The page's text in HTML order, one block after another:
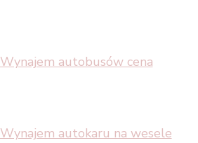
Wynajem autobusów cena
Wynajem autokaru na wesele